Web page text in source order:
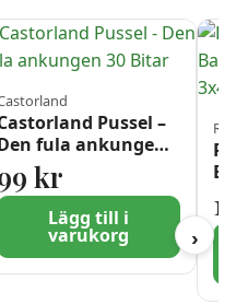
Pussel –
fula ankungen
30 Bitar
kr
Lägg till i
varukorg ›